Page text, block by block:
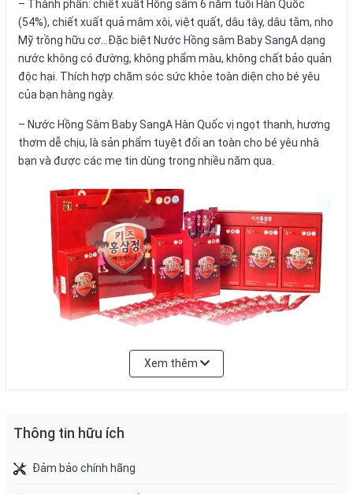
– Thành phần: chiết xuất Hồng sâm 6 năm tuổi Hàn Quốc
(54%), chiết xuất quả mâm xôi, việt quất, dâu tây, dâu tằm, nho
Mỹ trồng hữu cơ…Đặc biệt Nước Hồng sâm Baby SangA dạng
nước không có đường, không phẩm màu, không chất bảo quản
độc hại. Thích hợp chăm sóc sức khỏe toàn diện cho bé yêu
của bạn hàng ngày.
– Nước Hồng Sâm Baby SangA Hàn Quốc vị ngọt thanh, hương
thơm dễ chịu, là sản phẩm tuyệt đối an toàn cho bé yêu nhà
bạn và được các mẹ tin dùng trong nhiều năm qua.
Xem thêm
Thông tin hữu ích
Đảm bảo chính hãng